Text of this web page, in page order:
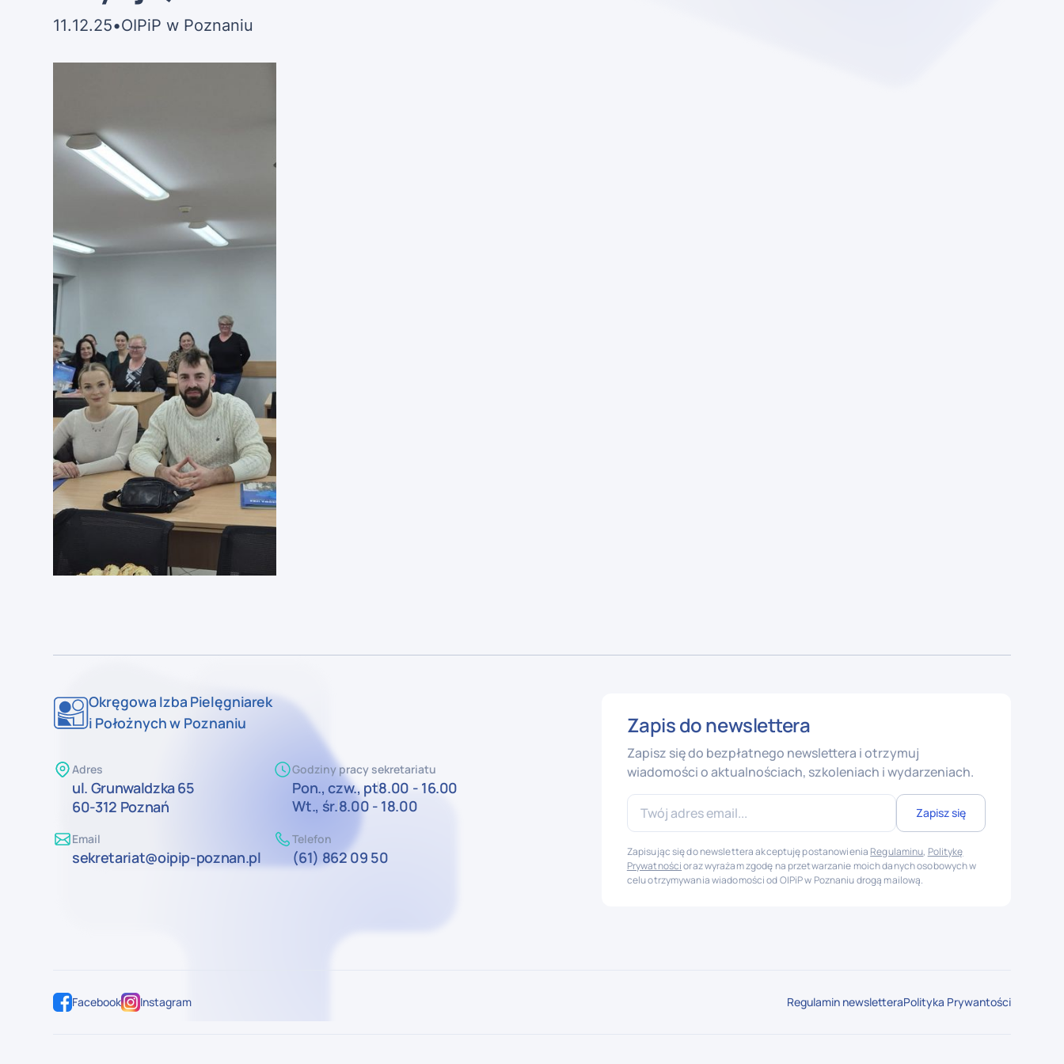
11.12.25•OIPiP w Poznaniu
Okręgowa Izba Pielęgniarek
i Położnych w Poznaniu
Adres
ul. Grunwaldzka 65
60-312 Poznań
Godziny pracy sekretariatu
Pon., czw., pt8.00 - 16.00
Wt., śr.8.00 - 18.00
Email
sekretariat@oipip-poznan.pl
Telefon
(61) 862 09 50
Zapis do newslettera
Zapisz się do bezpłatnego newslettera i otrzymuj
wiadomości o aktualnościach, szkoleniach i wydarzeniach.
Zapisując się do newslettera akceptuję postanowienia Regulaminu, Politykę
Prywatnościoraz wyrażam zgodę na przetwarzanie moich danych osobowych w
celu otrzymywania wiadomości od OIPiP w Poznaniu drogą mailową.
Facebook Instagram Regulamin newsletteraPolityka Prywantości